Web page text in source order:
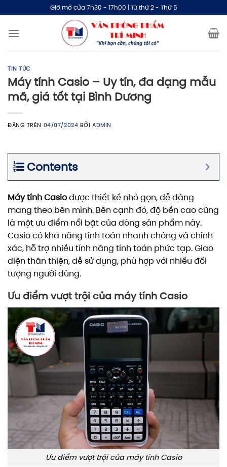
qua
nội
Giờ mở cửa 7h30 - 17h00 | Từ thứ 2 - Thứ 6
TIN TỨC
Máy tính Casio – Uy tín, đa dạng mẫu
mã, giá tốt tại Bình Dương
ĐĂNG TRÊN 04/07/2024 BỞIADMIN
Contents
Máy tính Casiođược thiết kế nhỏ gọn, dễ dàng
mang theo bên mình. Bên cạnh đó, độ bền cao cũng
là một ưu điểm nổi bật của dòng sản phẩm này.
Casio có khả năng tính toán nhanh chóng và chính
xác, hỗ trợ nhiều tính năng tính toán phức tạp. Giao
diện thân thiện, dễ sử dụng, phù hợp với nhiều đối
tượng người dùng.
Ưu điểm vượt trội của máy tính Casio
Ưu điểm vượt trội của máy tính Casio